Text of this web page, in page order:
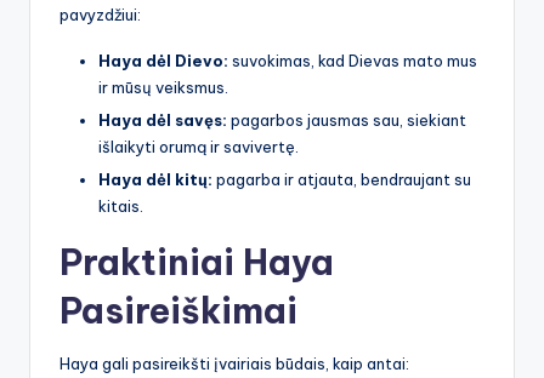
pavyzdžiui:
Haya dėl Dievo: suvokimas, kad Dievas mato mus
ir mūsų veiksmus.
Haya dėl savęs: pagarbos jausmas sau, siekiant
išlaikyti orumą ir savivertę.
Haya dėl kitų: pagarba ir atjauta, bendraujant su
kitais.
Praktiniai Haya
Pasireiškimai
Haya gali pasireikšti įvairiais būdais, kaip antai: